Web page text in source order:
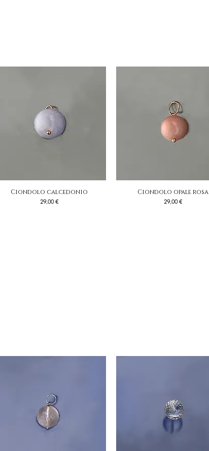
Vista rapida
Ciondolo calcedonio
Prezzo
29,00 €
Vista rapida
Ciondolo opale rosa
Prezzo
29,00 €